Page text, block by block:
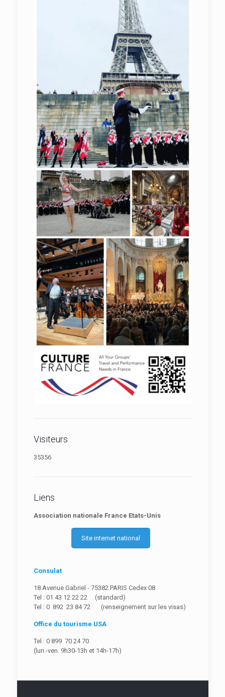
Visiteurs
35356
Liens
Association nationale France Etats-Unis
Site internet national
Consulat
18 Avenue Gabriel - 75382 PARIS Cedex 08
Tel : 01 43 12 22 22 (standard)
Tel : 0 892 23 84 72 (renseignement sur les visas)
Office du tourisme USA
Tel : 0 899 70 24 70
(lun.-ven. 9h30-13h et 14h-17h)